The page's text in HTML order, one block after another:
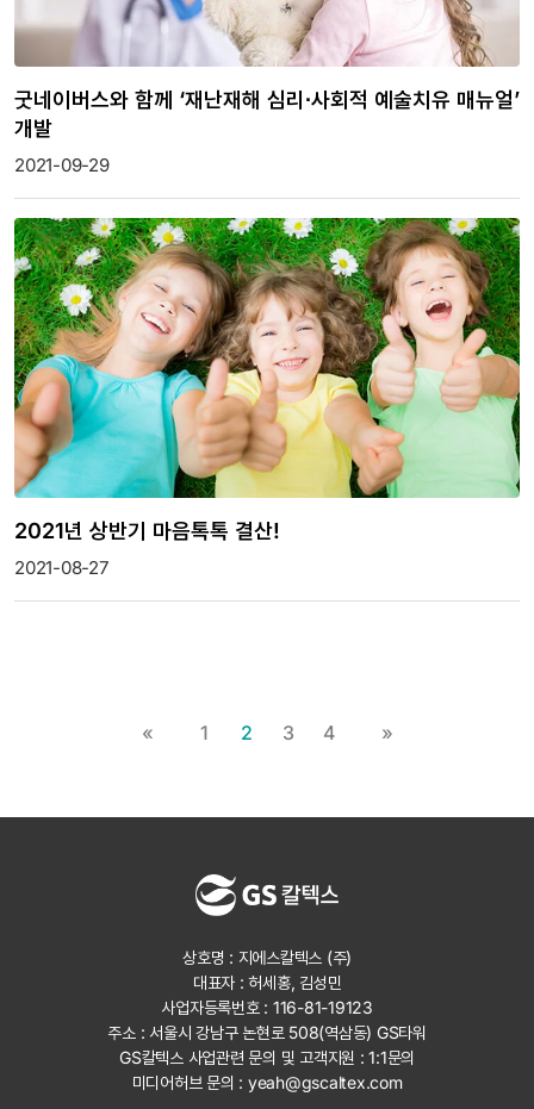
굿네이버스와 함께 ‘재난재해 심리∙사회적 예술치유 매뉴얼’
개발
2021-09-29
2021년 상반기 마음톡톡 결산!
2021-08-27
« 1 2 3 4 »
상호명 : 지에스칼텍스 (주)
대표자 : 허세홍, 김성민
사업자등록번호 : 116-81-19123
주소 : 서울시 강남구 논현로 508(역삼동) GS타워
GS칼텍스 사업관련 문의 및 고객지원 :1:1문의
미디어허브 문의 : yeah@gscaltex.com